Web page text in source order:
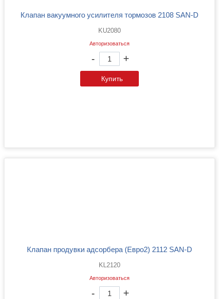
Клапан вакуумного усилителя тормозов 2108 SAN-D
KU2080
Авторизоваться
- +
Купить
Клапан продувки адсорбера (Евро2) 2112 SAN-D
KL2120
Авторизоваться
- +